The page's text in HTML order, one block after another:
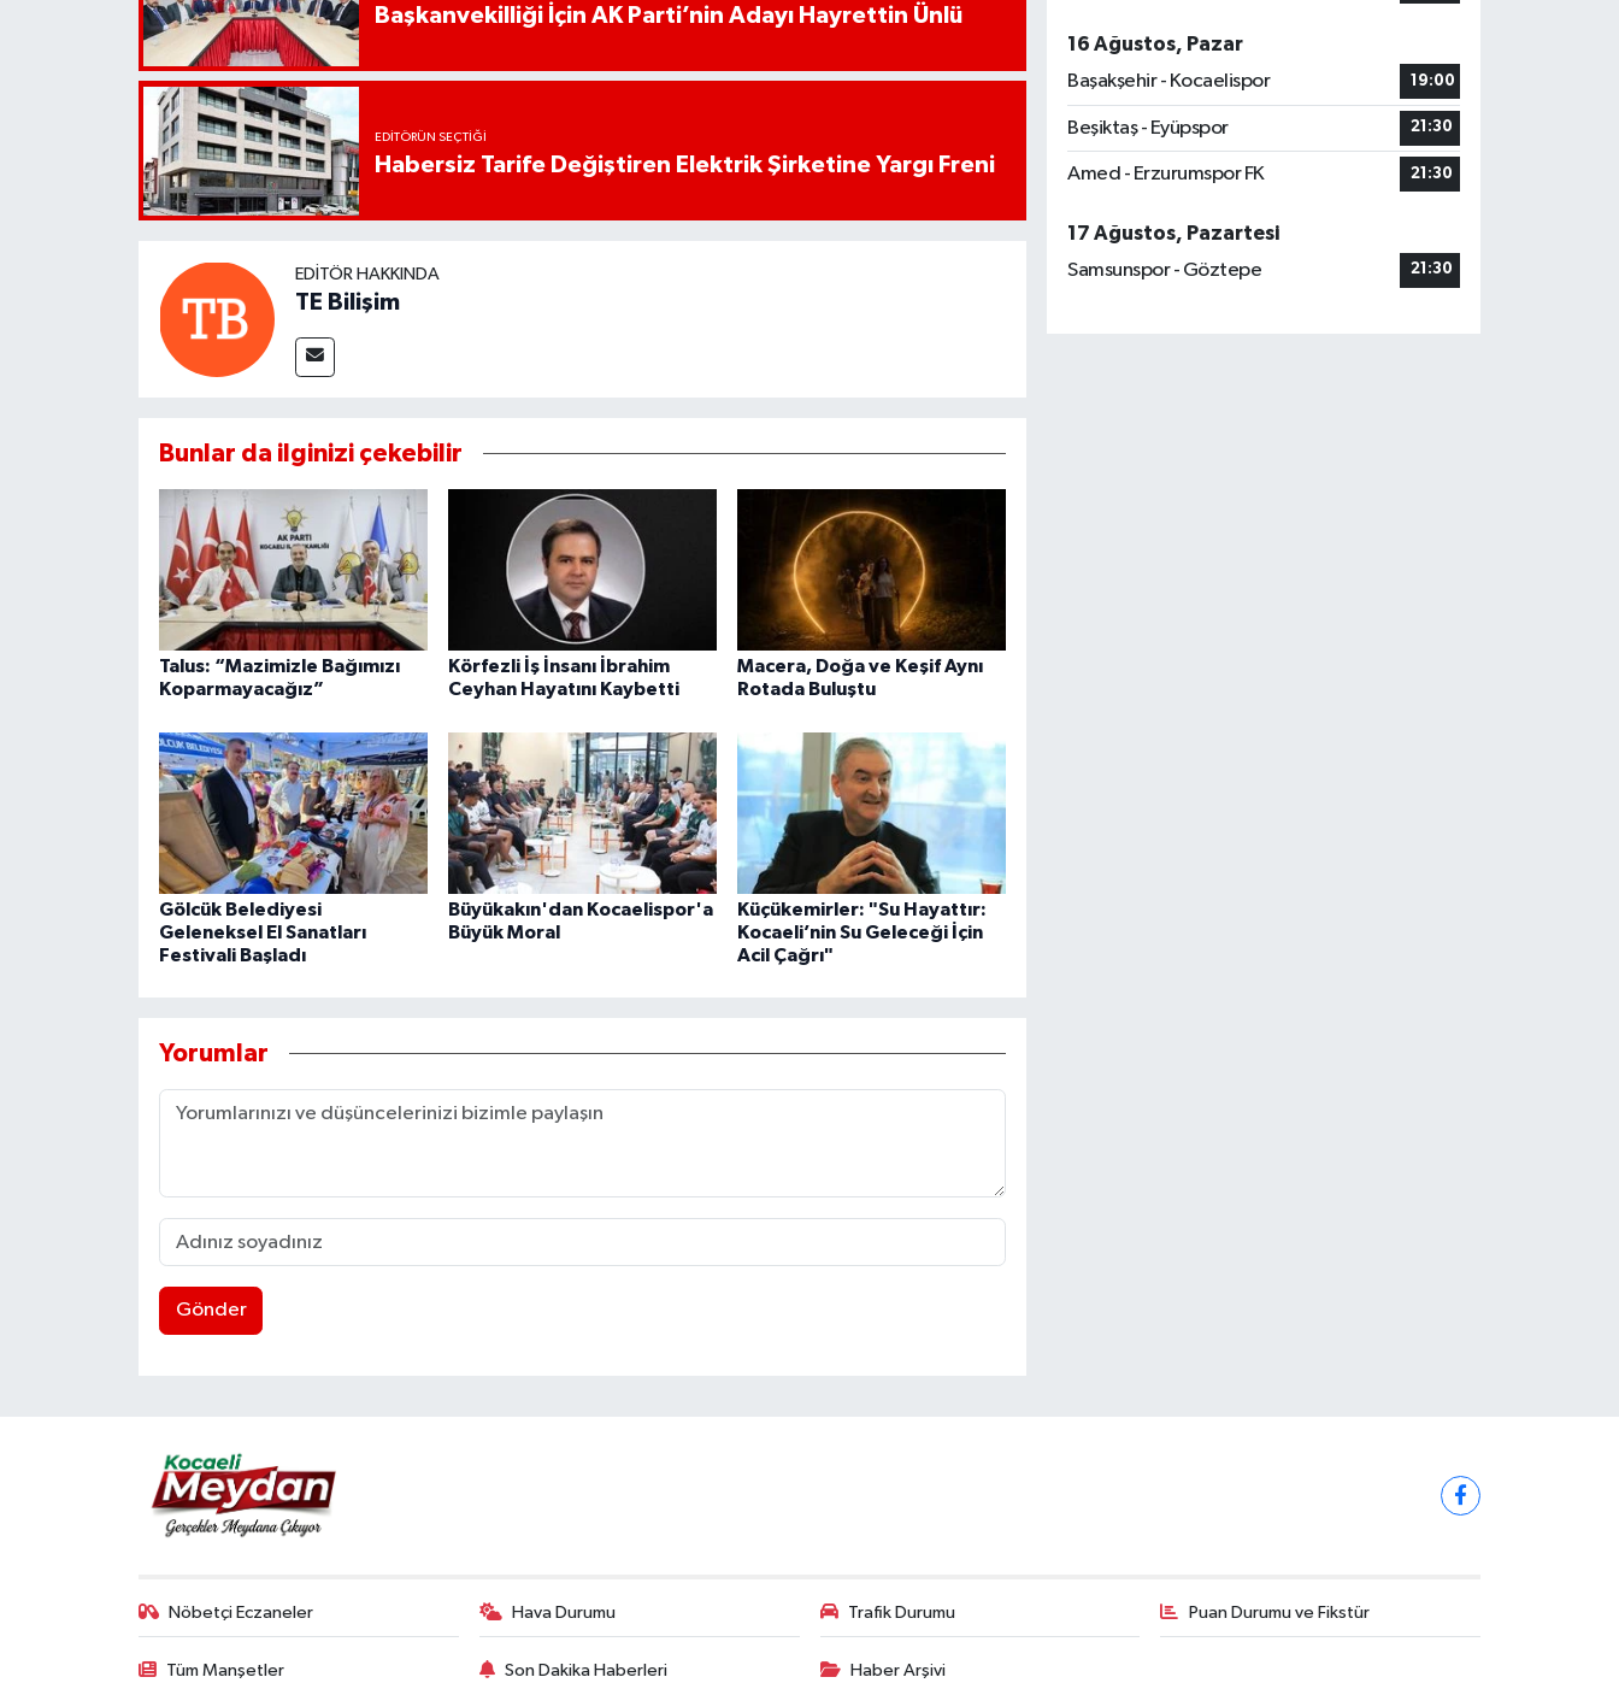
Başkanvekilliği İçin AK Parti’nin Adayı Hayrettin Ünlü
EDITÖRÜN SEÇTIĞI
Habersiz Tarife Değiştiren Elektrik Şirketine Yargı Freni
EDITÖR HAKKINDA
TE Bilişim
Bunlar da ilginizi çekebilir
Talus: “Mazimizle Bağımızı
Koparmayacağız”
Körfezli İş İnsanı İbrahim
Ceyhan Hayatını Kaybetti
Macera, Doğa ve Keşif Aynı
Rotada Buluştu
Gölcük Belediyesi
Geleneksel El Sanatları
Festivali Başladı
Büyükakın'dan Kocaelispor'a
Büyük Moral
Küçükemirler: "Su Hayattır:
Kocaeli’nin Su Geleceği İçin
Acil Çağrı"
Yorumlar
Gönder
16 Ağustos, Pazar
Başakşehir - Kocaelispor
19:00
Beşiktaş - Eyüpspor 21:30
Amed - Erzurumspor FK 21:30
17 Ağustos, Pazartesi
Samsunspor - Göztepe
21:30
Nöbetçi Eczaneler Hava Durumu Trafik Durumu Puan Durumu ve Fikstür
Tüm Manşetler Son Dakika Haberleri Haber Arşivi